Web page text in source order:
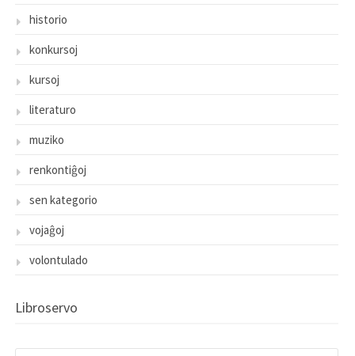
historio
konkursoj
kursoj
literaturo
muziko
renkontiĝoj
sen kategorio
vojaĝoj
volontulado
Libroservo